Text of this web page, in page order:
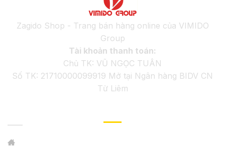
Zagido Shop - Trang bán hàng online của VIMIDO
Group
Tài khoản thanh toán:
Chủ TK: VŨ NGỌC TUÂN
Số TK: 21710000099919 Mở tại Ngân hàng BIDV CN
Từ Liêm